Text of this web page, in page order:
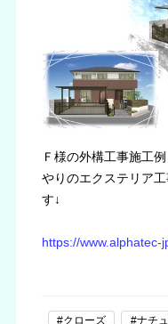
Ｆ様の外構工事施工
やりのエクステリア
す↓
https://www.alphatec-
#クローズ #ナチ